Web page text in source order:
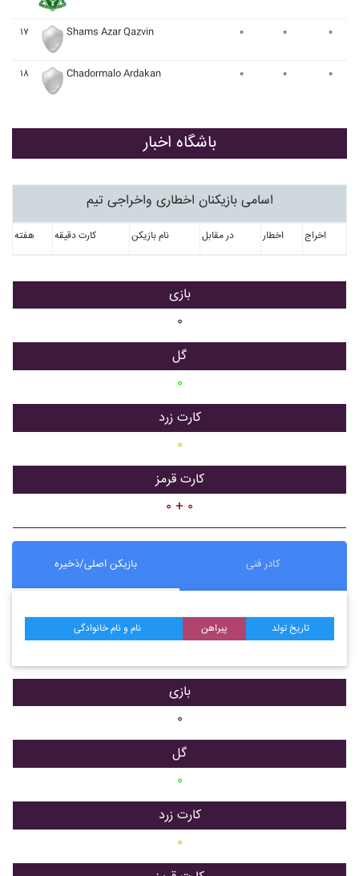
۱۷ Shams Azar Qazvin ۰ ۰ ۰
۱۸ Chadormalo Ardakan ۰ ۰ ۰
باشگاه اخبار
اسامی بازیکنان اخطاری واخراجی تیم
هفته کارت دقیقه نام بازیکن در مقابل اخطار اخراج
بازی
۰
گل
۰
کارت زرد
۰
کارت قرمز
۰ + ۰
بازیکن اصلی/ذخیره کادر فنی
نام و نام خانوادگی پیراهن تاریخ تولد
بازی
۰
گل
۰
کارت زرد
۰